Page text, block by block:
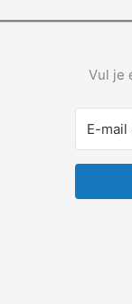
Vul je